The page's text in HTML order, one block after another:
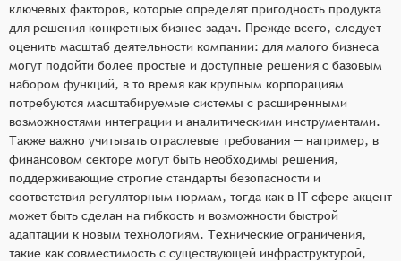
ключевых факторов, которые определят пригодность продукта
для решения конкретных бизнес-задач. Прежде всего, следует
оценить масштаб деятельности компании: для малого бизнеса
могут подойти более простые и доступные решения с базовым
набором функций, в то время как крупным корпорациям
потребуются масштабируемые системы с расширенными
возможностями интеграции и аналитическими инструментами.
Также важно учитывать отраслевые требования — например, в
финансовом секторе могут быть необходимы решения,
поддерживающие строгие стандарты безопасности и
соответствия регуляторным нормам, тогда как в IT-сфере акцент
может быть сделан на гибкость и возможности быстрой
адаптации к новым технологиям. Технические ограничения,
такие как совместимость с существующей инфраструктурой,